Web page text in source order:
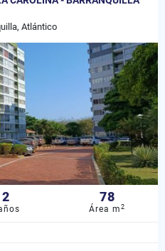
Atlántico
2 78
Área m2